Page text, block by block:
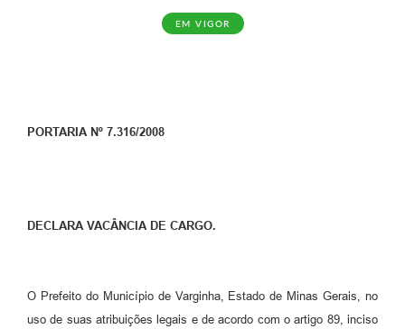
EM VIGOR
PORTARIA Nº 7.316/2008
DECLARA VACÂNCIA DE CARGO.
O Prefeito do Município de Varginha, Estado de Minas Gerais, no
uso de suas atribuições legais e de acordo com o artigo 89, inciso